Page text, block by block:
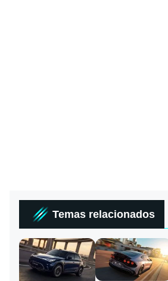
Temas relacionados